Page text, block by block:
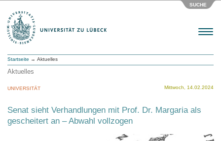
SUCHE
Menu
Startseite → Aktuelles
Aktuelles
Mittwoch, 14.02.2024
UNIVERSITÄT
Senat sieht Verhandlungen mit Prof. Dr. Margaria als
gescheitert an – Abwahl vollzogen